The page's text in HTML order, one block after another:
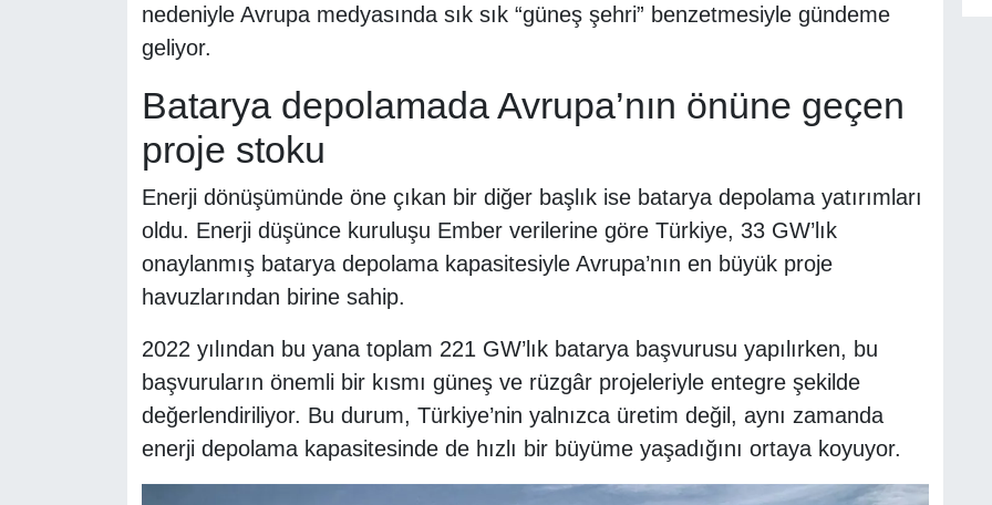
nedeniyle Avrupa medyasında sık sık “güneş şehri” benzetmesiyle gündeme
geliyor.
Batarya depolamada Avrupa’nın önüne geçen
proje stoku
Enerji dönüşümünde öne çıkan bir diğer başlık ise batarya depolama yatırımları
oldu. Enerji düşünce kuruluşu Ember verilerine göre Türkiye, 33 GW’lık
onaylanmış batarya depolama kapasitesiyle Avrupa’nın en büyük proje
havuzlarından birine sahip.
2022 yılından bu yana toplam 221 GW’lık batarya başvurusu yapılırken, bu
başvuruların önemli bir kısmı güneş ve rüzgâr projeleriyle entegre şekilde
değerlendiriliyor. Bu durum, Türkiye’nin yalnızca üretim değil, aynı zamanda
enerji depolama kapasitesinde de hızlı bir büyüme yaşadığını ortaya koyuyor.